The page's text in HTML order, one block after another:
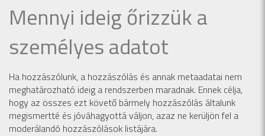
Mennyi ideig őrizzük a
személyes adatot
Ha hozzászólunk, a hozzászólás és annak metaadatai nem
meghatározható ideig a rendszerben maradnak. Ennek célja,
hogy az összes ezt követő bármely hozzászólás általunk
megismertté és jóváhagyottá váljon, azaz ne kerüljön fel a
moderálandó hozzászólások listájára.